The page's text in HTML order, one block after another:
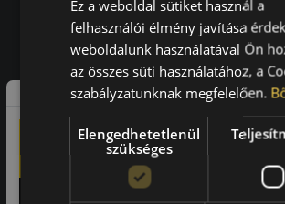
Vásárlói
97.76%
a vásárlók közül ajánlaná
21659vélemény alapján
Ez a weboldal sütiket használ a
felhasználói élmény javítása
weboldalunk használatával Ön
az összes süti használatához, a
szabályzatunknak megfelelően.
Elengedhetetlenül
szükséges